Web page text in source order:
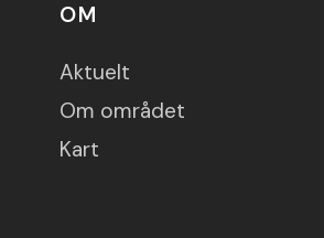
OM
Aktuelt
Om området
Kart